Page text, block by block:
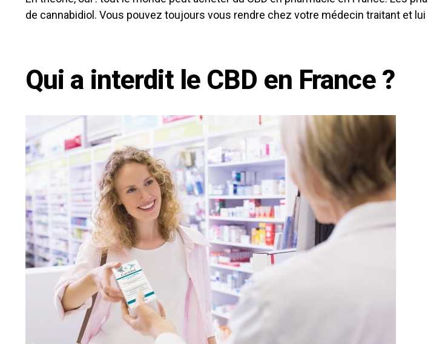
de cannabidiol. Vous pouvez toujours vous rendre chez votre médecin traitant et
Qui a interdit le CBD en France ?